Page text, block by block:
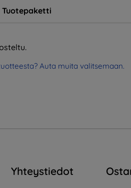
Tuotepaketti
Auta muita valitsemaan.
Yhteystiedot